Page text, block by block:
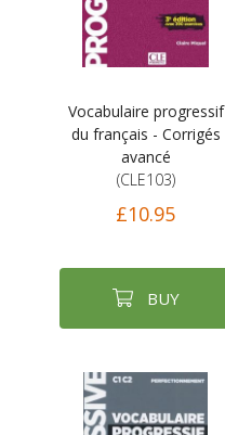
Vocabulaire progressif
du français - Corrigés
avancé
(CLE103)
£10.95
BUY